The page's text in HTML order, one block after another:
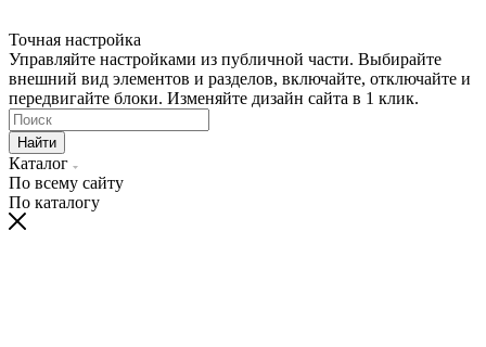
Точная настройка
Управляйте настройками из публичной части. Выбирайте
внешний вид элементов и разделов, включайте, отключайте и
передвигайте блоки. Изменяйте дизайн сайта в 1 клик.
Найти
Каталог
По всему сайту
По каталогу